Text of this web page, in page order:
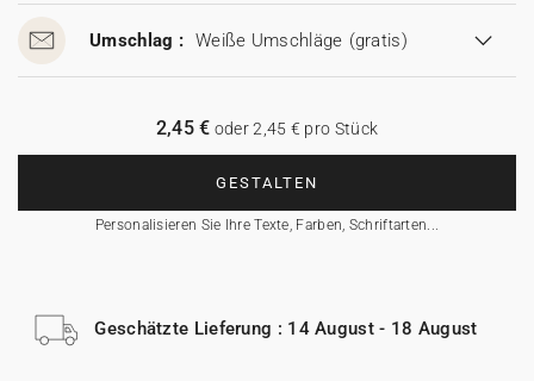
Umschlag : Weiße Umschläge (gratis)
GESTALTEN
Personalisieren Sie Ihre Texte, Farben, Schriftarten...
2,45 € oder 2,45 € pro Stück
Geschätzte Lieferung : 14 August - 18 August